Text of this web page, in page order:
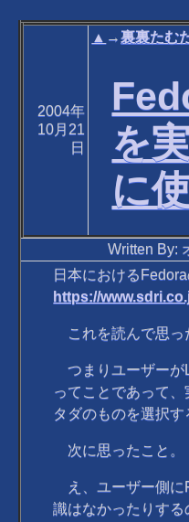
2004年
10月21
日
▲ →裏裏たむ
を
に
Written By:
日本における
https://
これを読んで思っ
つまりユーザーが
ってことであって
タダのものを選択
次に思ったこと。
え、ユーザー側に
識はなかったりする